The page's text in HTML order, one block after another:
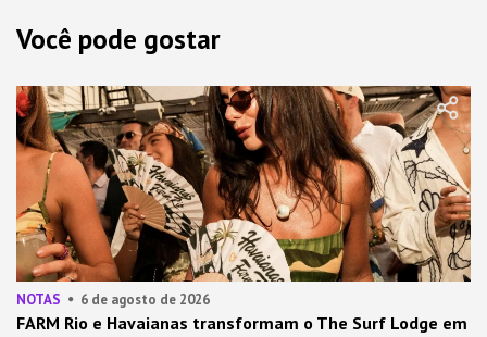
Você pode gostar
NOTAS 6 de agosto de 2026
FARM Rio e Havaianas transformam o The Surf Lodge em